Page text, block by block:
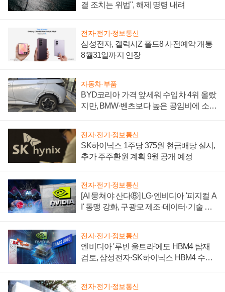
결 조치는 위법", 해제 명령 내려
전자·전기·정보통신
삼성전자, 갤럭시Z 폴드8 사전예약 개통
8월31일까지 연장
자동차·부품
BYD코리아 가격 앞세워 수입차 4위 올랐
지만, BMW·벤츠보다 높은 공임비에 소비
전자·전기·정보통신
SK하이닉스 1주당 375원 현금배당 실시,
추가 주주환원 계획 9월 공개 예정
전자·전기·정보통신
[AI 뭉쳐야 산다⑧] LG·엔비디아 '피지컬 A
I' 동맹 강화, 구광모 제조·데이터·기술 결
전자·전기·정보통신
엔비디아 '루빈 울트라'에도 HBM4 탑재
검토, 삼성전자·SK하이닉스 HBM4 수율
전자·전기·정보통신